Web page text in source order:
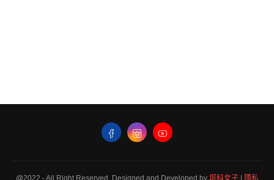
@2022 - All Right Reserved. Designed and Developed by 塔科女子| 隱私